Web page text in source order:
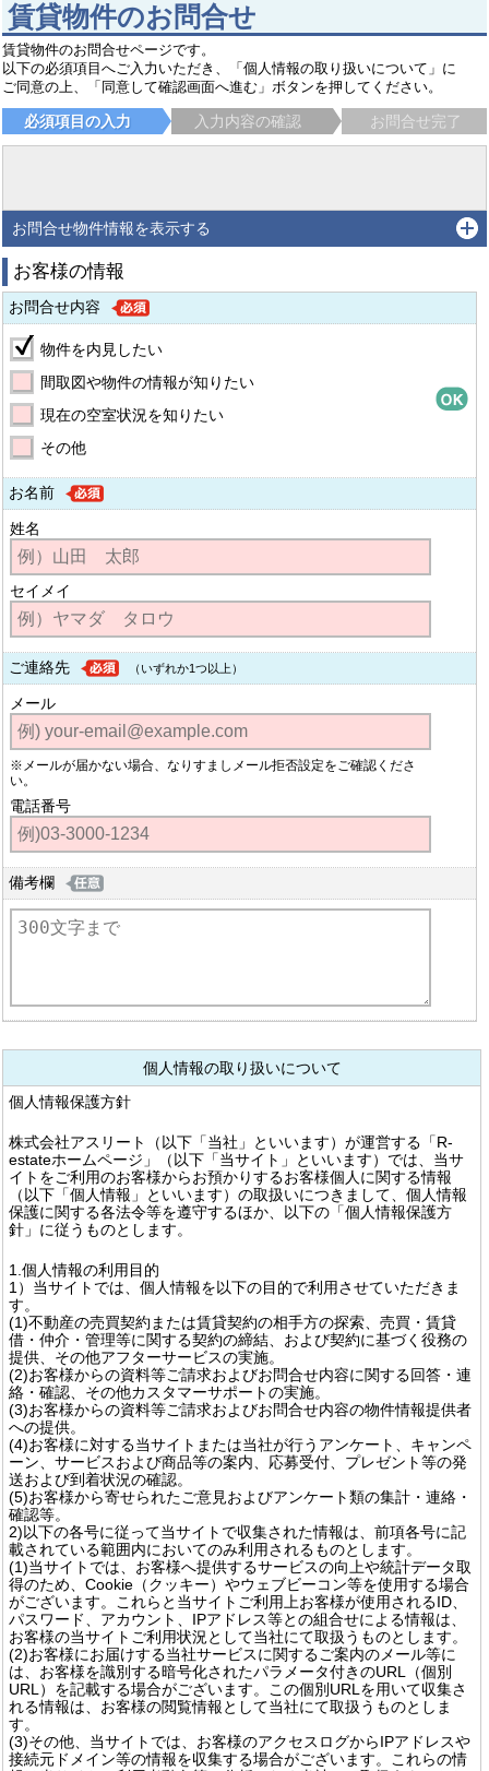
賃貸物件のお問合せ
賃貸物件のお問合せページです。
以下の必須項目へご入力いただき、「個人情報の取り扱いについて」に
ご同意の上、「同意して確認画面へ進む」ボタンを押してください。
必須項目の入力 入力内容の確認 お問合せ完了
お問合せ物件情報を表示する
お客様の情報
お問合せ内容
物件を内見したい
間取図や物件の情報が知りたい
現在の空室状況を知りたい
その他
お名前
姓名
セイメイ
ご連絡先 （いずれか1つ以上）
メール
※メールが届かない場合、なりすましメール拒否設定をご確認くださ
い。
電話番号
備考欄
個人情報の取り扱いについて
個人情報保護方針
株式会社アスリート（以下「当社」といいます）が運営する「R-
estateホームページ」（以下「当サイト」といいます）では、当サ
イトをご利用のお客様からお預かりするお客様個人に関する情報
（以下「個人情報」といいます）の取扱いにつきまして、個人情報
保護に関する各法令等を遵守するほか、以下の「個人情報保護方
針」に従うものとします。
1.個人情報の利用目的
1）当サイトでは、個人情報を以下の目的で利用させていただきま
す。
(1)不動産の売買契約または賃貸契約の相手方の探索、売買・賃貸
借・仲介・管理等に関する契約の締結、および契約に基づく役務の
提供、その他アフターサービスの実施。
(2)お客様からの資料等ご請求およびお問合せ内容に関する回答・連
絡・確認、その他カスタマーサポートの実施。
(3)お客様からの資料等ご請求およびお問合せ内容の物件情報提供者
への提供。
(4)お客様に対する当サイトまたは当社が行うアンケート、キャンペ
ーン、サービスおよび商品等の案内、応募受付、プレゼント等の発
送および到着状況の確認。
(5)お客様から寄せられたご意見およびアンケート類の集計・連絡・
確認等。
2)以下の各号に従って当サイトで収集された情報は、前項各号に記
載されている範囲内においてのみ利用されるものとします。
(1)当サイトでは、お客様へ提供するサービスの向上や統計データ取
得のため、Cookie（クッキー）やウェブビーコン等を使用する場合
がございます。これらと当サイトご利用上お客様が使用されるID、
パスワード、アカウント、IPアドレス等との組合せによる情報は、
お客様の当サイトご利用状況として当社にて取扱うものとします。
(2)お客様にお届けする当社サービスに関するご案内のメール等に
は、お客様を識別する暗号化されたパラメータ付きのURL（個別
URL）を記載する場合がございます。この個別URLを用いて収集さ
れる情報は、お客様の閲覧情報として当社にて取扱うものとしま
す。
(3)その他、当サイトでは、お客様のアクセスログからIPアドレスや
接続元ドメイン等の情報を収集する場合がございます。これらの情